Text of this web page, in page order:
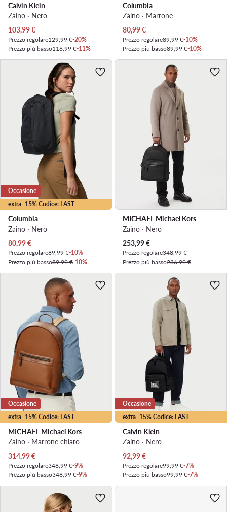
Calvin Klein
Zaino · Nero
Prezzo attuale
103,99€
Prezzo regolare129,99 €-20%
Prezzo più basso116,99 €-11%
Columbia
Zaino · Marrone
Prezzo attuale
80,99€
Prezzo regolare89,99 €-10%
Prezzo più basso89,99 €-10%
extra -15% Codice: LAST
Occasione
Columbia
Zaino · Nero
Prezzo attuale
80,99€
Prezzo regolare89,99 €-10%
Prezzo più basso89,99 €-10%
MICHAEL Michael Kors
Zaino · Nero
Prezzo attuale
253,99€
Prezzo regolare348,99 €
Prezzo più basso236,99 €
extra -15% Codice: LAST
Occasione
MICHAEL Michael Kors
Zaino · Marrone chiaro
Prezzo attuale
314,99€
Prezzo regolare348,99 €-9%
Prezzo più basso348,99 €-9%
extra -15% Codice: LAST
Occasione
Calvin Klein
Zaino · Nero
Prezzo attuale
92,99€
Prezzo regolare99,99 €-7%
Prezzo più basso99,99 €-7%